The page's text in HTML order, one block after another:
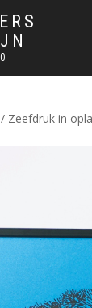
/ Zeefdruk in